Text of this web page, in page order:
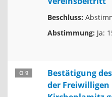
Beschluss:
Abstimmung: Ja:
Ö 9
Bestätigung
der Freiwilligen